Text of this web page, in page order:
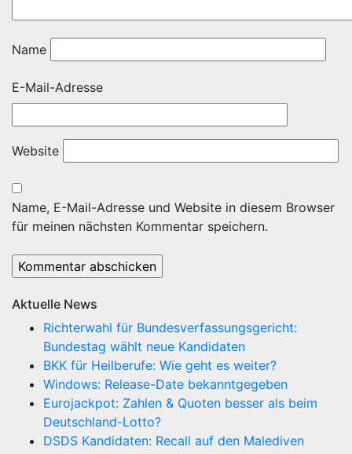
Name
E-Mail-Adresse
Website
Name, E-Mail-Adresse und Website in diesem Browser
für meinen nächsten Kommentar speichern.
Aktuelle News
Richterwahl für Bundesverfassungsgericht:
Bundestag wählt neue Kandidaten
BKK für Heilberufe: Wie geht es weiter?
Windows: Release-Date bekanntgegeben
Eurojackpot: Zahlen & Quoten besser als beim
Deutschland-Lotto?
DSDS Kandidaten: Recall auf den Malediven